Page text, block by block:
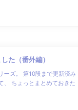
た（番外編）
ーズ。 第10段まで更新済み
、 ちょっとまとめておきた